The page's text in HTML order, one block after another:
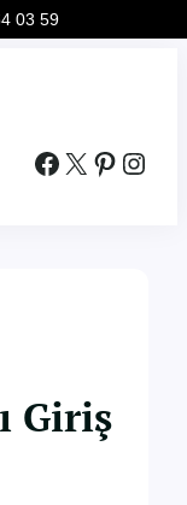
Facebook X Pinterest Instagram
Giriş
03 59